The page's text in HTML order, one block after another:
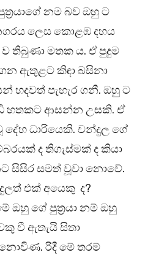
නම බව ඔහු ට
ලෙස කොළඹ දහය
තිබුණා මතක ය. ඒ පුදුම
ඇතුළට කිඳා බසිනා
හදවත් පැහැර ගනී. ඔහු ට
හතකට ආසන්න උසකි. ඒ
ධාරියෙකි. චන්දුල ගේ
ද තිගැස්මක් ද කියා
සිසිර සමත් වූවා නොවේ.
එක් අයෙකු ද?
ඔහු ගේ පුත්‍රයා නම් ඔහු
වී ඇතැයි සිතා
රිදී මේ තරම්